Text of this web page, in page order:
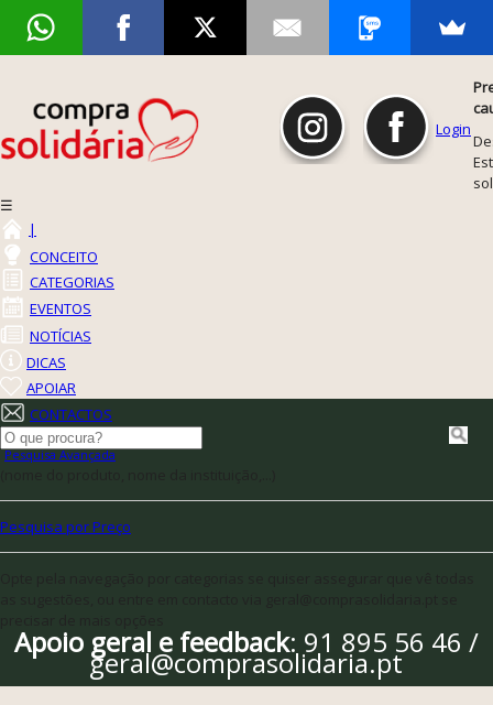
Login
☰
|
CONCEITO
CATEGORIAS
EVENTOS
NOTÍCIAS
DICAS
APOIAR
CONTACTOS
Pesquisa Avançada
Pesquisa por Preço
Apoio geral e feedback: 91 895 56 46 /
geral@comprasolidaria.pt